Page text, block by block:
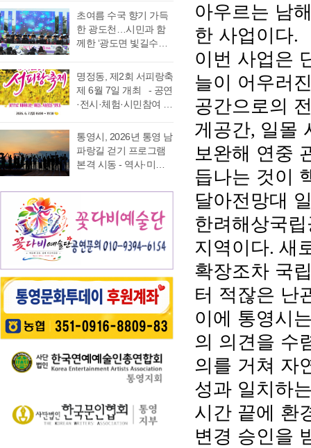
었다. 이에 먼저 평생 보
수를 자처하던 저의 부
족함을 질책하…
음주운항 단속 현황을
분석한 결과, 본격적인
조업이 시작되는 봄철
운항이 지속적으로 발
생했으며, 특히 여름철
적발 …
래도록 마음속에 품어
온 질문의 답을 찾기 위
해 길을 나선다. 이번 여
다. 역사와 예술을 만나
고, 그 속에서 통영의 내
일을 그려 보기 위한 작
다. 2026년 7월 17일,
아침 여덟 시. 무전동
열방교회 앞에는 두 대
의 버스가 숨고르기를
가능 통영국제음악재
단(이사장 강석주)이 오
는 9월 19일 개최하는
를 모집한다. ‘윤이상
동요제’는 통영국제음
악재단이 세계적인 작
악적 유산을 계승하고
자 시작한 사업으로, 어
린이들에게 음악 교육
동요를 보급하기 위해
있다. 윤이상 선생은 현
대음악의 거장으로 널
리 알려져 있지만, 해방
초여름 수국 향기 가득
한 광도천…시민과 함
께한 ‘광도면 빛길수국
정취가 절정에 이른 6월
20일 통영시 광도면(면
장 노승욱) 광도천 일원
에서는 형형색색의 수
많은 시민과 관광객이
찾은 「광도면 빛길수
국축제」가 성황리에
라 만개한 수국길은 동
심의 세계를 느끼게 하
고 연인은 물론 가족들
과 나들이 나온 이들의
미소함께 발길을 사로
빛, 하늘빛 수국이 어우
러진 산책로는 곳곳이
사진 명소로 변하며 꽃
길을 걷는 이들의 웃음
소리가…
명정동, 제2회 서피랑축
제 6월 7일 개최 - 공연
·전시·체험·시민참여 프
사 마련 명정동주민자
치위원회(위원장 이진
숙)가 주최·주관하는
까지 서피랑공원 일대
에서 개최된다. 이번 축
제는 통영시, 명정동, 명
정동자생단체가 후원하
고 지역 주민과 관광객
이 함께 어울려 서피랑
의 매력을 즐길 수 있는
주민 참여형 축제로 구
성한다는 계획이다. 행
사에서는 길놀이를 시
작으로 충렬초등학교
학생들의 우쿨렐레 발
표공연과 명정동 주민
통영시, 2026년 통영 남
파랑길 걷기 프로그램
본격 시동 - 역사·미식·
영 고유의 차별화된 테
영시는 한려수도의 수
려한 비경과 풍부한 역
사·문화자원을 결합한
해 2026년 통영 남파랑
길 걷기 프로그램을 본
격 운영한다고 밝혔다.
이번 사업은 남파랑길
통영 구간(14~15코스,
력을 널리 알리고 도보
여행 활성화를 도모하
기 위해 추진된다. 통영
의 역사·문화·미식·야간
관광 자원을 연계한 다
아우르는 남
한 사업이다.
이번 사업은
늘이 어우러
공간으로의
게공간, 일몰
보완해 연중
듭나는 것이
달아전망대
한려해상국
지역이다. 새
확장조차 국
터 적잖은 난
이에 통영시
의 의견을 수
의를 거쳐 자
성과 일치하
시간 끝에 환
변경 승인을